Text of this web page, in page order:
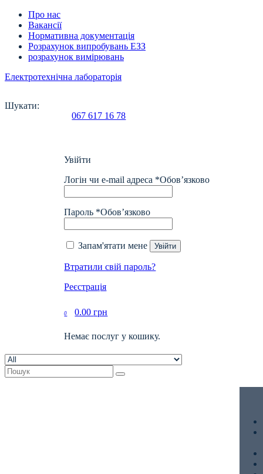
Про нас
Вакансії
Нормативна документація
Розрахунок випробувань ЕЗЗ
розрахунок вимірювань
Електротехнічна лабораторія
067 617 16 78
Увійти
Логін чи e-mail адреса *Обов’язково
Пароль *Обов’язково
Запам'ятати мене Увійти
Втратили свій пароль?
Реєстрація
0 0.00грн
Немає послуг у кошику.
Шукати: